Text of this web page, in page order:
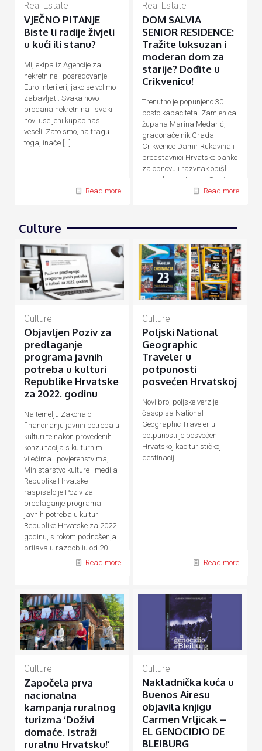
Real Estate
VJEČNO PITANJE
Biste li radije živjeli
u kući ili stanu?
Mi, ekipa iz Agencije za
nekretnine i posredovanje
Euro-Interijeri, jako se volimo
zabavljati. Svaka novo
prodana nekretnina i svaki
novi useljeni kupac nas
veseli. Zato smo, na tragu
toga, inače […]
Read more
Real Estate
DOM SALVIA
SENIOR RESIDENCE:
Tražite luksuzan i
moderan dom za
starije? Dođite u
Crikvenicu!
Trenutno je popunjeno 30
posto kapaciteta. Zamjenica
župana Marina Medarić,
gradonačelnik Grada
Crikvenice Damir Rukavina i
predstavnici Hrvatske banke
za obnovu i razvitak obišli
su nedavno otvoreni Salvia
Senior Residence, […]
Read more
Culture
Culture
Objavljen Poziv za
predlaganje
programa javnih
potreba u kulturi
Republike Hrvatske
za 2022. godinu
Na temelju Zakona o
financiranju javnih potreba u
kulturi te nakon provedenih
konzultacija s kulturnim
vijećima i povjerenstvima,
Ministarstvo kulture i medija
Republike Hrvatske
raspisalo je Poziv za
predlaganje programa
javnih potreba u kulturi
Republike Hrvatske za 2022.
godinu, s rokom podnošenja
prijava u razdoblju od 20.
rujna do 20. listopada 2021.
Read more
Culture
Poljski National
Geographic
Traveler u
potpunosti
posvećen Hrvatskoj
Novi broj poljske verzije
časopisa National
Geographic Traveler u
potpunosti je posvećen
Hrvatskoj kao turističkoj
destinaciji.
Read more
Culture
Započela prva
nacionalna
kampanja ruralnog
turizma ‘Doživi
domaće. Istraži
ruralnu Hrvatsku!’
Culture
Nakladnička kuća u
Buenos Airesu
objavila knjigu
Carmen Vrljicak –
EL GENOCIDIO DE
BLEIBURG